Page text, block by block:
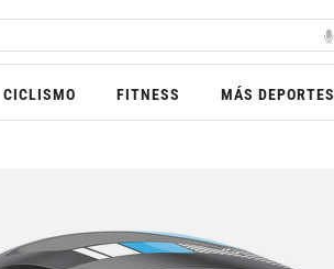
CICLISMO FITNESS MÁS DEPORTES